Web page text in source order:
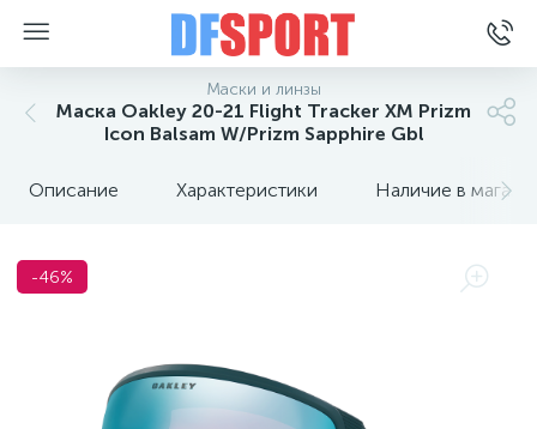
Маски и линзы
Маска Oakley 20-21 Flight Tracker XM Prizm
Icon Balsam W/Prizm Sapphire Gbl
Описание Характеристики Наличие в
-46%